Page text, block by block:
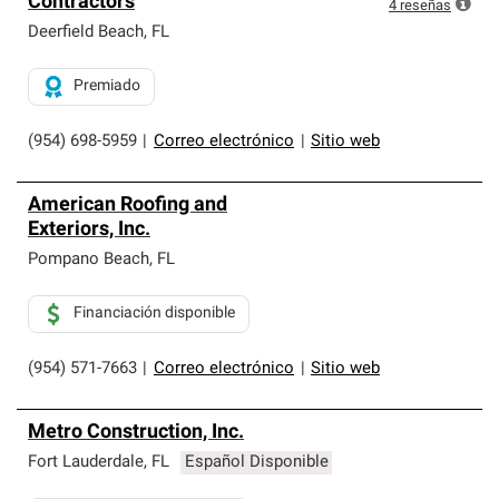
exclusiva y cumplen con estándares estrictos de
profesionalismo, confiabilidad y destreza incomparable.
sistemas de techos.
Deerfield Beach, FL
(954) 698-5959 Correo electrónico Sitio web
Premiado
4 reseñas
American Roofing and
Exteriors, Inc.
Pompano Beach, FL
(954) 571-7663 Correo electrónico Sitio web
Financiación disponible
Metro Construction, Inc.
Fort Lauderdale, FL Español Disponible